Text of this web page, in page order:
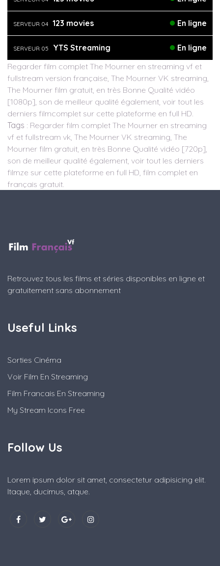
SERVEUR 04 123 movies En ligne
SERVEUR 05 YTS Streaming
En ligne
Regarder film complet The Mourner en streaming vf et
fullstream version française, The Mourner VK streaming,
The Mourner film gratuit, en très Bonne Qualité vidéo
[1080p], son de meilleur qualité également, voir tout les
derniers filmcomplet sur cette plateforme en full HD.
Tags : Regarder film complet The Mourner en streaming
vf et fullstream vk, The Mourner VK streaming, The
Mourner film gratuit, en très Bonne Qualité vidéo [720p],
son de meilleur qualité également, voir tout les derniers
filmze sur cette plateforme en full HD, film complet en
français gratuit.
Retrouvez tous les films et séries disponibles en ligne et
gratuitement sans abonnement
Useful Links
Sorties Cinéma
Voir Film En Streaming
Film Francais En Streaming
My Stream Icons Free
Follow Us
Lorem ipsum dolor sit amet, consectetur adipisicing elit.
Itaque, ducimus, atque.